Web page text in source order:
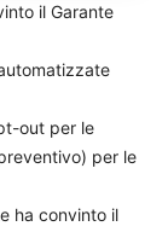
il Garante
out per le
per le
ha convinto il